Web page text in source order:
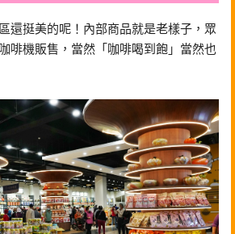
還挺美的呢！內部商品就是老樣子，眾
啡機販售，當然「咖啡喝到飽」當然也